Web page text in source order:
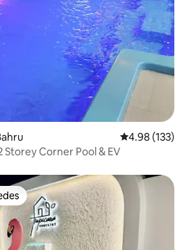
Calificación
4.98 (133)
Indah JB 20Pax 2 Storey Corner Pool & EV